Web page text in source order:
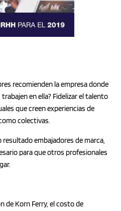
recomienden la empresa donde
en ella? Fidelizar el talento
que creen experiencias de
colectivas.
embajadores de marca,
para que otros profesionales
de Korn Ferry, el costo de